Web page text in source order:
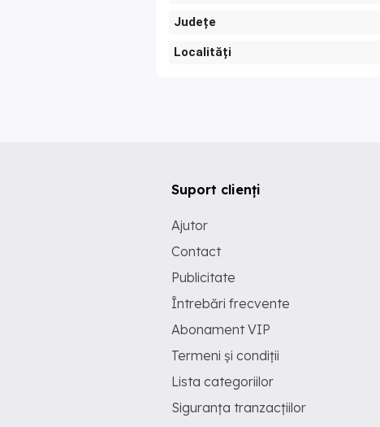
Județe
Localități
Suport clienți
Ajutor
Contact
Publicitate
Întrebări frecvente
Abonament VIP
Termeni și condiții
Lista categoriilor
Siguranța tranzacțiilor